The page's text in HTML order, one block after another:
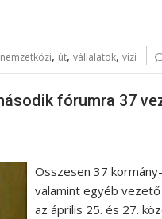
nemzetközi, út, vállalatok, vízi
fórumra 37
Összesen 37
valamint egyéb
az április 25. és 27.